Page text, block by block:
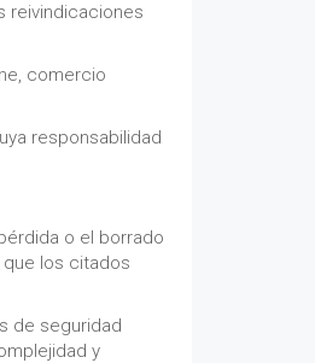
reivindicaciones
comercio
responsabilidad
o el borrado
los citados
de seguridad
y